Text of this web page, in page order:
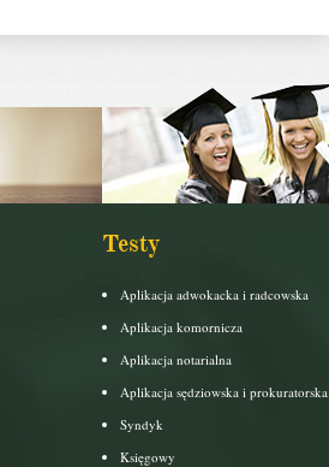
Testy
Aplikacja adwokacka i radcowska
Aplikacja komornicza
Aplikacja notarialna
Aplikacja sędziowska i prokuratorska
Syndyk
Księgowy